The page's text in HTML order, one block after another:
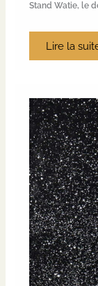
Stand Watie, le
Lire la